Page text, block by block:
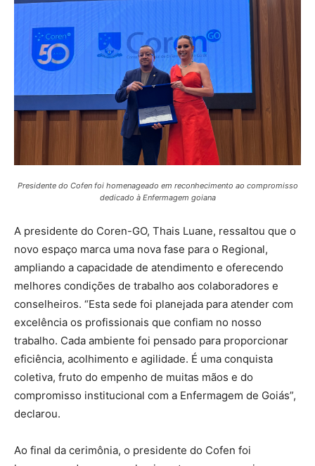
Presidente do Cofen foi homenageado em reconhecimento ao compromisso
dedicado à Enfermagem goiana
A presidente do Coren-GO, Thais Luane, ressaltou que o
novo espaço marca uma nova fase para o Regional,
ampliando a capacidade de atendimento e oferecendo
melhores condições de trabalho aos colaboradores e
conselheiros. “Esta sede foi planejada para atender com
excelência os profissionais que confiam no nosso
trabalho. Cada ambiente foi pensado para proporcionar
eficiência, acolhimento e agilidade. É uma conquista
coletiva, fruto do empenho de muitas mãos e do
compromisso institucional com a Enfermagem de Goiás”,
declarou.
Ao final da cerimônia, o presidente do Cofen foi